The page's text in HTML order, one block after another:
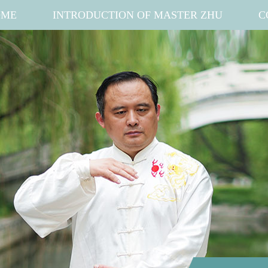
INTRODUCTION OF MASTER ZHU